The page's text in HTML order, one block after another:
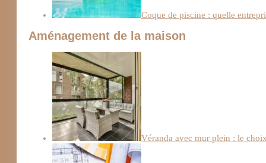
Coque de piscine : quelle
Aménagement de la maison
Véranda avec mur plein : le